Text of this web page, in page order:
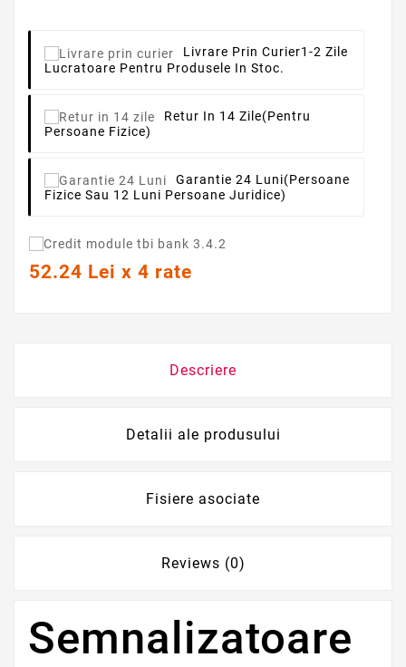
Livrare Prin Curier1-2 Zile
Lucratoare Pentru Produsele In Stoc.
Retur In 14 Zile(pentru
Persoane Fizice)
Garantie 24 Luni(persoane
Fizice Sau 12 Luni Persoane Juridice)
52.24 Lei x 4 rate
Descriere
Detalii ale produsului
Fisiere asociate
Reviews (0)
Semnalizatoare